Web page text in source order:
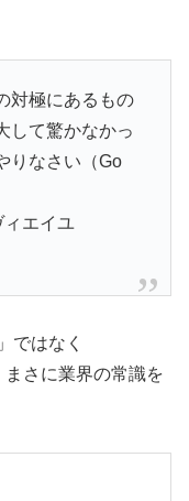
対極にあるもの
して驚かなかっ
りなさい（Go
エイユ
ではなく
まさに業界の常識を